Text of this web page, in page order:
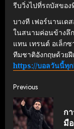
รีบวิ่งไปที่รถบัสของ
บางที เฟอร์นานเด
ในสนามค่อนข้างลึก
แทน เทรนต์ อเล็ก
ทีมชาติอังกฤษด้วย
https://บอลวันนี้ทุ
Continue
Reading
Previous
ก
มื